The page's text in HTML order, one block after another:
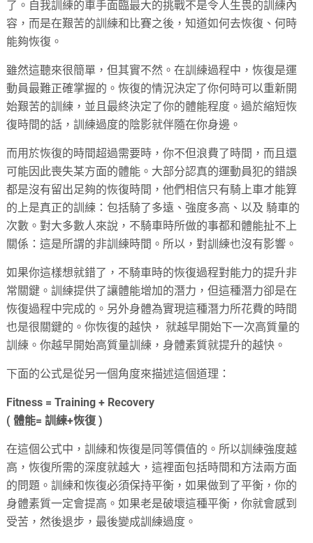
了。自我訓練的車手面臨最大的挑戰不是令人生畏的訓練內
容，而是在艱苦的訓練和比賽之後，知道如何去恢復、何時
能夠恢復。
雖然這聽來很簡單，但其實不然。在訓練過程中，恢復是運
動員最難正確掌握的。恢復的情況決定了你何時可以重新開
始艱苦的訓練，並且最終決定了你的體能程度。過於縮短恢
復時間的話，訓練過度的陰影就伴隨在你身邊。
而用於恢復的時間超過需要時，你不但浪費了時間，而且還
可能因此喪失某方面的體能。大部分認真的運動員犯的錯誤
都是沒有留出足夠的恢復時間，他們相信只有騎上車才能算
的上是真正的訓練：包括騎了多遠、強度多高、以及 騎車的
次數。對大多數人來說，不騎車時所做的事都和體能扯不上
關係：這是所謂的非訓練時間。所以，對訓練也沒有影響。
如果你這樣想就錯了，不騎車時的恢復過程對能力的提升非
常關鍵。訓練提供了讓體能增加的潛力，但這種潛力卻是在
恢復過程中完成的。另外身體為實現這種潛力所花費的時間
也是很關鍵的。你恢復的越快， 就越早開始下一次高質量的
訓練。你越早開始高質量訓練，身體素質就提升的越快。
下面的公式是從另一個角度來描述這個道理：
Fitness = Training + Recovery
( 體能= 訓練+恢復 )
在這個公式中，訓練和恢復是同等價值的。所以訓練強度越
高，恢復所需的深度就越大，這裡面包括時間和方法兩方面
的問題。訓練和恢復必須保持平衡，如果做到了平衡，你的
身體素質一定會提高。如果老是破壞這種平衡，你就會感到
受苦，然後退步，最後變成訓練過度。